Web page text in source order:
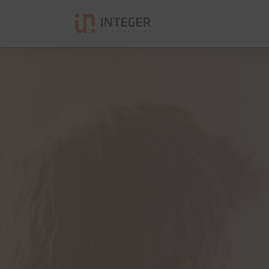
Integer Consulting